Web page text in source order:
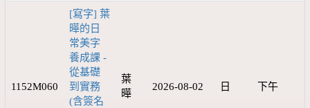
1152M060
[寫字] 葉
曄的日
常美字
養成課 -
從基礎
到實務
(含簽名
葉
曄
2026-08-02 日 下午